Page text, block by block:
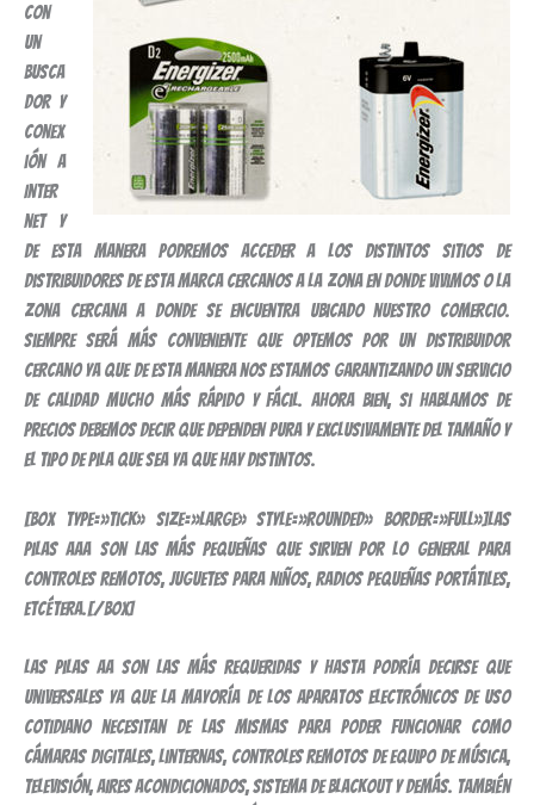
con
un
busca
dor y
conex
ión a
Inter
net y
de esta manera podremos acceder a los distintos sitios de
distribuidores de esta marca cercanos a la zona en donde vivimos o la
zona cercana a donde se encuentra ubicado nuestro comercio.
Siempre será más conveniente que optemos por un distribuidor
cercano ya que de esta manera nos estamos garantizando un servicio
de calidad mucho más rápido y fácil. Ahora bien, si hablamos de
precios debemos decir que dependen pura y exclusivamente del tamaño y
el tipo de pila que sea ya que hay distintos.
[box type=»tick» size=»large» style=»rounded» border=»full»]Las
pilas AAA son las más pequeñas que sirven por lo general para
controles remotos, juguetes para niños, radios pequeñas portátiles,
etcétera.[/box]
Las pilas AA son las más requeridas y hasta podría decirse que
universales ya que la mayoría de los aparatos electrónicos de uso
cotidiano necesitan de las mismas para poder funcionar como
cámaras digitales, linternas, controles remotos de equipo de música,
televisión, aires acondicionados, sistema de blackout y demás. También